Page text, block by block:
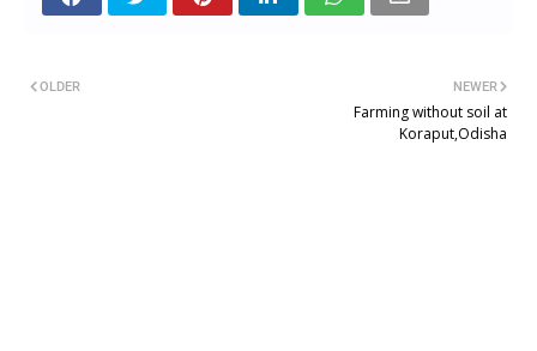
NEWER
Farming without soil at
Koraput,Odisha
OLDER